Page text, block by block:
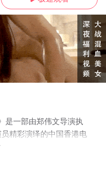
是一部由郑伟文导演执
精彩演绎的中国香港电
整版电影大全就上天堂电